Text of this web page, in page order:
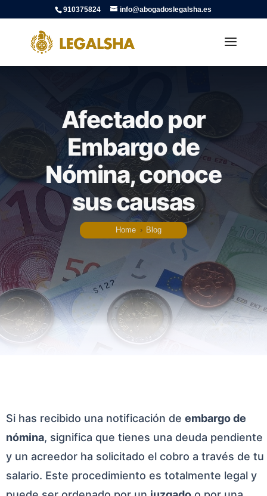
910375824 info@abogadoslegalsha.es
Afectado por
Embargo de
Nómina, conoce
sus causas
Home › Blog
Si has recibido una notificación de embargo de
nómina, significa que tienes una deuda pendiente
y un acreedor ha solicitado el cobro a través de tu
salario. Este procedimiento es totalmente legal y